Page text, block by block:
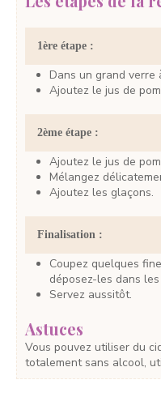
1ère étape :
Dans un grand
Ajoutez le jus de
2ème étape :
Ajoutez le jus de
Mélangez
Ajoutez les glaçons.
Finalisation :
Coupez quelques fines tranches de pomme fraîche puis
déposez-les dans
Servez aussitôt.
Astuces
Vous pouvez utiliser du cidre ! Ou pour une version
totalement sans alcool,